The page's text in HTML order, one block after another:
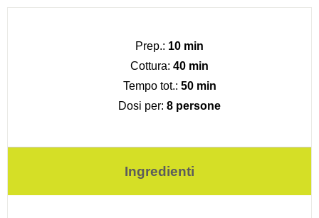
Prep.: 10 min
Cottura: 40 min
Tempo tot.: 50 min
Dosi per: 8 persone
Ingredienti